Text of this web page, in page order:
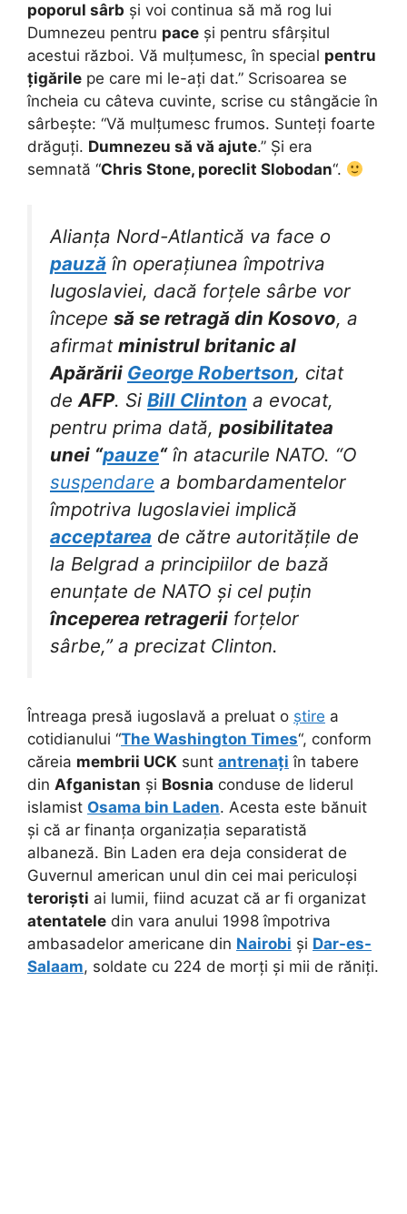
poporul sârb și voi continua să mă rog lui
Dumnezeu pentru pace și pentru sfârșitul
acestui război. Vă mulțumesc, în special pentru
țigările pe care mi le-ați dat.” Scrisoarea se
încheia cu câteva cuvinte, scrise cu stângăcie în
sârbește: “Vă mulțumesc frumos. Sunteți foarte
drăguți. Dumnezeu să vă ajute.” Și era
semnată “Chris Stone, poreclit Slobodan“.
Alianța Nord-Atlantică va face o
pauză în operațiunea împotriva
Iugoslaviei, dacă forțele sârbe vor
începe să se retragă din Kosovo, a
afirmat ministrul britanic al
Apărării George Robertson, citat
de AFP. Si Bill Clinton a evocat,
pentru prima dată, posibilitatea
unei “pauze“în atacurile NATO. “O
suspendare a bombardamentelor
împotriva Iugoslaviei implică
acceptarea de către autoritățile de
la Belgrad a principiilor de bază
enunțate de NATO și cel puțin
începerea retragerii forțelor
sârbe,” a precizat Clinton.
Întreaga presă iugoslavă a preluat o știre a
cotidianului “The Washington Times“, conform
căreia membrii UCK sunt antrenați în tabere
din Afganistan și Bosnia conduse de liderul
islamist Osama bin Laden. Acesta este bănuit
și că ar finanța organizația separatistă
albaneză. Bin Laden era deja considerat de
Guvernul american unul din cei mai periculoși
teroriști ai lumii, fiind acuzat că ar fi organizat
atentatele din vara anului 1998 împotriva
ambasadelor americane din Nairobi și Dar-es-
Salaam, soldate cu 224 de morți și mii de răniți.